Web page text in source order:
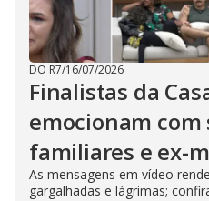
DO R7/16/07/2026
Finalistas da
emocionam com
familiares e ex-
As mensagens em vídeo
gargalhadas e lágrimas;